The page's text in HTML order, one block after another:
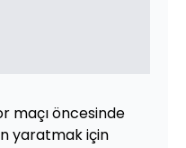
maçı öncesinde
yaratmak için